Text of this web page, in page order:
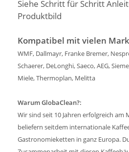
Siehe Schritt für Schritt
Produktbild
Kompatibel mit vielen
WMF, Dallmayr, Franke Bremer,
Schaerer, DeLonghi, Saeco, AEG,
Miele, Thermoplan, Melitta
Warum GlobaClean?:
Wir sind seit 10 Jahren erfolgreich am
beliefern seitdem internationale
Gastronomieketten in ganz Europa.